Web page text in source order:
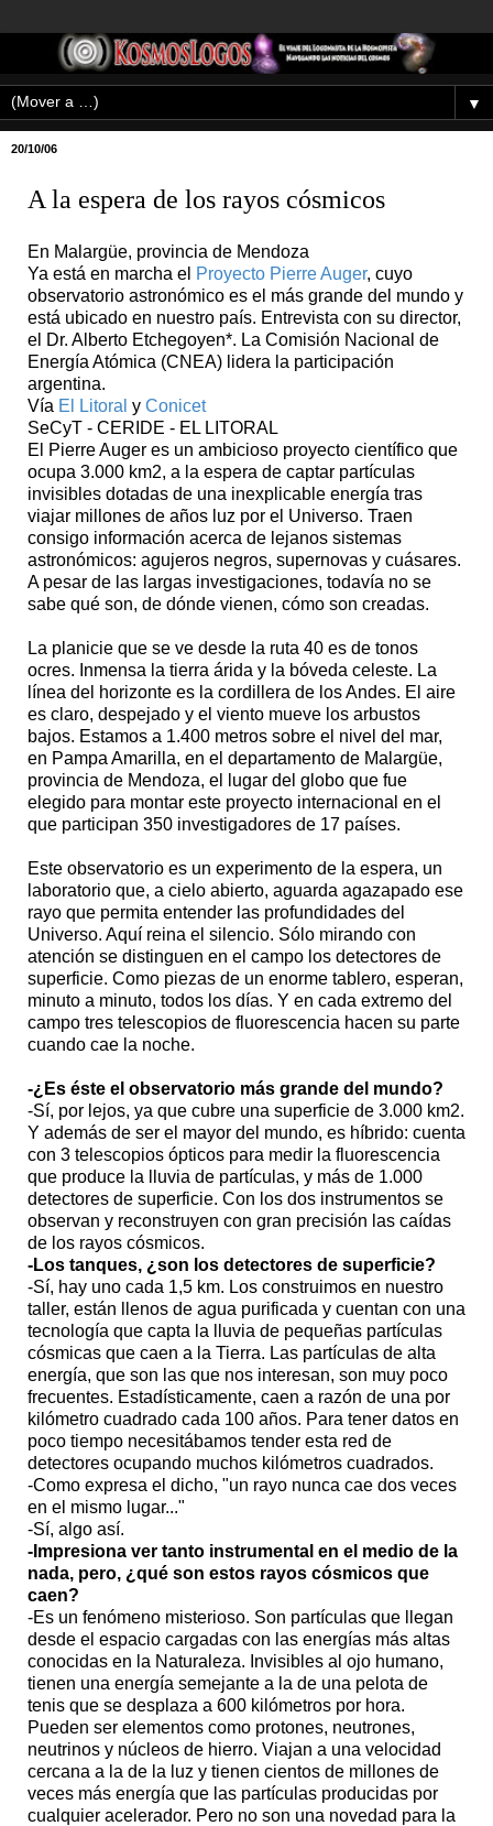
▼
20/10/06
A la espera de los rayos cósmicos
En Malargüe, provincia de Mendoza
Ya está en marcha el Proyecto Pierre Auger, cuyo
observatorio astronómico es el más grande del mundo y
está ubicado en nuestro país. Entrevista con su director,
el Dr. Alberto Etchegoyen*. La Comisión Nacional de
Energía Atómica (CNEA) lidera la participación
argentina.
Vía El Litoral y Conicet
SeCyT - CERIDE - EL LITORAL
El Pierre Auger es un ambicioso proyecto científico que
ocupa 3.000 km2, a la espera de captar partículas
invisibles dotadas de una inexplicable energía tras
viajar millones de años luz por el Universo. Traen
consigo información acerca de lejanos sistemas
astronómicos: agujeros negros, supernovas y cuásares.
A pesar de las largas investigaciones, todavía no se
sabe qué son, de dónde vienen, cómo son creadas.
La planicie que se ve desde la ruta 40 es de tonos
ocres. Inmensa la tierra árida y la bóveda celeste. La
línea del horizonte es la cordillera de los Andes. El aire
es claro, despejado y el viento mueve los arbustos
bajos. Estamos a 1.400 metros sobre el nivel del mar,
en Pampa Amarilla, en el departamento de Malargüe,
provincia de Mendoza, el lugar del globo que fue
elegido para montar este proyecto internacional en el
que participan 350 investigadores de 17 países.
Este observatorio es un experimento de la espera, un
laboratorio que, a cielo abierto, aguarda agazapado ese
rayo que permita entender las profundidades del
Universo. Aquí reina el silencio. Sólo mirando con
atención se distinguen en el campo los detectores de
superficie. Como piezas de un enorme tablero, esperan,
minuto a minuto, todos los días. Y en cada extremo del
campo tres telescopios de fluorescencia hacen su parte
cuando cae la noche.
-¿Es éste el observatorio más grande del mundo?
-Sí, por lejos, ya que cubre una superficie de 3.000 km2.
Y además de ser el mayor del mundo, es híbrido: cuenta
con 3 telescopios ópticos para medir la fluorescencia
que produce la lluvia de partículas, y más de 1.000
detectores de superficie. Con los dos instrumentos se
observan y reconstruyen con gran precisión las caídas
de los rayos cósmicos.
-Los tanques, ¿son los detectores de superficie?
-Sí, hay uno cada 1,5 km. Los construimos en nuestro
taller, están llenos de agua purificada y cuentan con una
tecnología que capta la lluvia de pequeñas partículas
cósmicas que caen a la Tierra. Las partículas de alta
energía, que son las que nos interesan, son muy poco
frecuentes. Estadísticamente, caen a razón de una por
kilómetro cuadrado cada 100 años. Para tener datos en
poco tiempo necesitábamos tender esta red de
detectores ocupando muchos kilómetros cuadrados.
-Como expresa el dicho, "un rayo nunca cae dos veces
en el mismo lugar..."
-Sí, algo así.
-Impresiona ver tanto instrumental en el medio de la
nada, pero, ¿qué son estos rayos cósmicos que
caen?
-Es un fenómeno misterioso. Son partículas que llegan
desde el espacio cargadas con las energías más altas
conocidas en la Naturaleza. Invisibles al ojo humano,
tienen una energía semejante a la de una pelota de
tenis que se desplaza a 600 kilómetros por hora.
Pueden ser elementos como protones, neutrones,
neutrinos y núcleos de hierro. Viajan a una velocidad
cercana a la de la luz y tienen cientos de millones de
veces más energía que las partículas producidas por
cualquier acelerador. Pero no son una novedad para la